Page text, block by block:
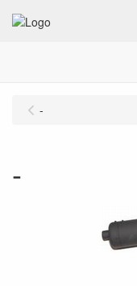
-
-